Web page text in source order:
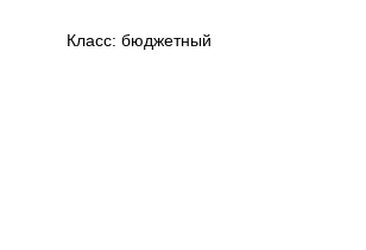
Класс: бюджетный